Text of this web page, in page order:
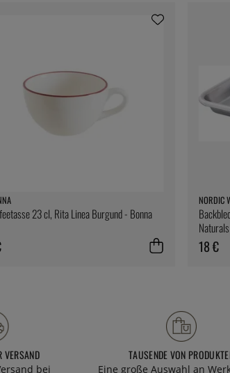
23 cl, Rita Linea Burgund - Bonna
NORDIC
18 €
VERSAND
bei
TAUSENDE VON
Eine große Auswahl an